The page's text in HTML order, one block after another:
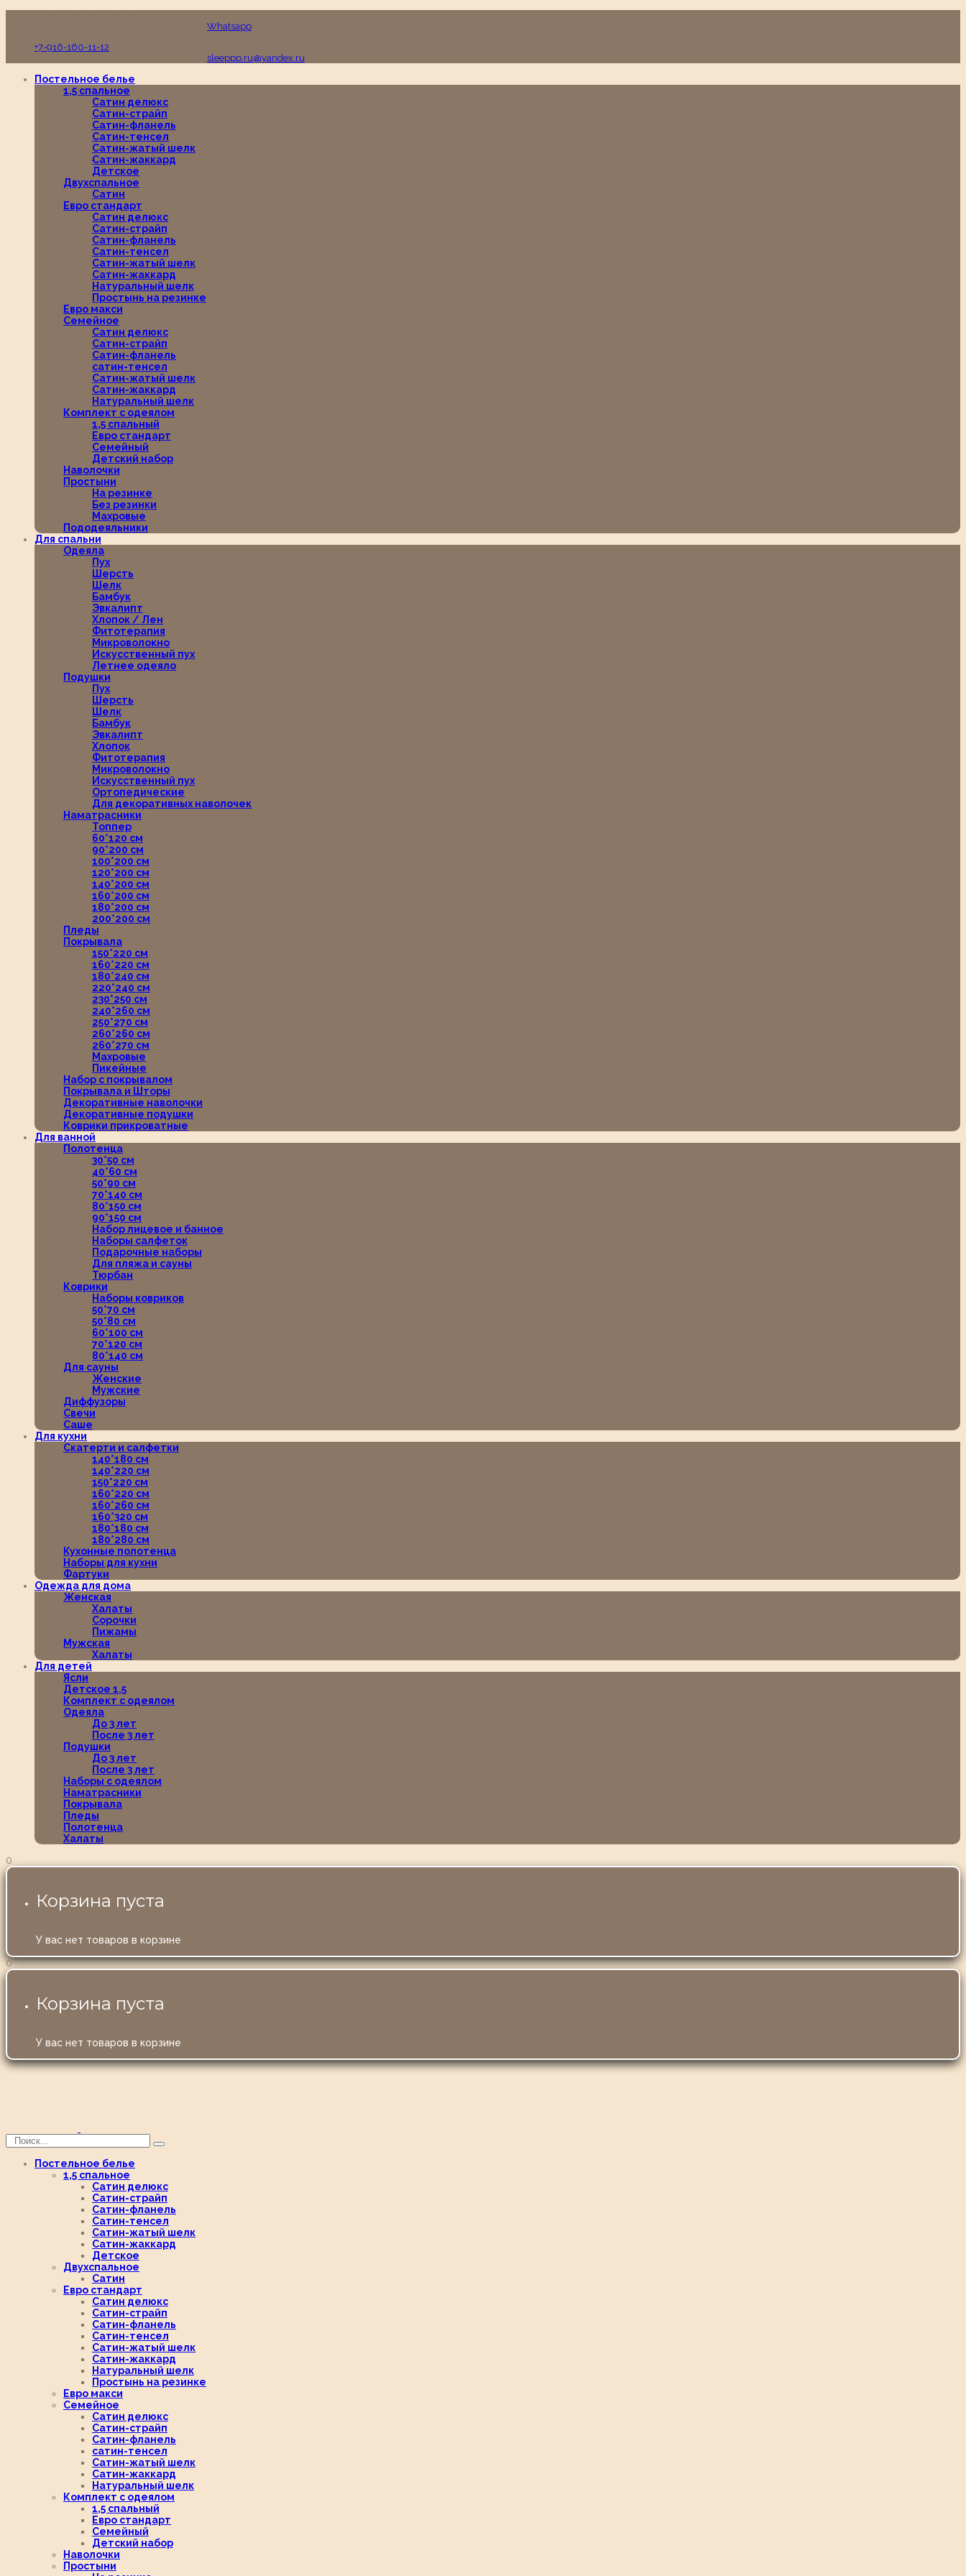
Whatsapp
+7-916-160-11-12
sleeppp.ru@yandex.ru
Постельное белье
1,5 спальное
Сатин делюкс
Сатин-страйп
Сатин-фланель
Сатин-тенсел
Сатин-жатый шелк
Сатин-жаккард
Детское
Двухспальное
Сатин
Евро стандарт
Сатин делюкс
Сатин-страйп
Сатин-фланель
Сатин-тенсел
Сатин-жатый шелк
Сатин-жаккард
Натуральный шелк
Простынь на резинке
Евро макси
Семейное
Сатин делюкс
Сатин-страйп
Сатин-фланель
сатин-тенсел
Сатин-жатый шелк
Сатин-жаккард
Натуральный шелк
Комплект с одеялом
1,5 спальный
Евро стандарт
Семейный
Детский набор
Наволочки
Простыни
На резинке
Без резинки
Махровые
Пододеяльники
Для спальни
Одеяла
Пух
Шерсть
Шелк
Бамбук
Эвкалипт
Хлопок / Лен
Фитотерапия
Микроволокно
Искусственный пух
Летнее одеяло
Подушки
Пух
Шерсть
Шелк
Бамбук
Эвкалипт
Хлопок
Фитотерапия
Микроволокно
Искусственный пух
Ортопедические
Для декоративных наволочек
Наматрасники
Топпер
60*120 см
90*200 см
100*200 см
120*200 см
140*200 см
160*200 см
180*200 см
200*200 см
Пледы
Покрывала
150*220 см
160*220 см
180*240 см
220*240 см
230*250 см
240*260 см
250*270 см
260*260 см
260*270 см
Махровые
Пикейные
Набор с покрывалом
Покрывала и Шторы
Декоративные наволочки
Декоративные подушки
Коврики прикроватные
Для ванной
Полотенца
30*50 см
40*60 см
50*90 см
70*140 см
80*150 см
90*150 см
Набор лицевое и банное
Наборы салфеток
Подарочные наборы
Для пляжа и сауны
Тюрбан
Коврики
Наборы ковриков
50*70 см
50*80 см
60*100 см
70*120 см
80*140 см
Для сауны
Женские
Мужские
Диффузоры
Свечи
Саше
Для кухни
Скатерти и салфетки
140*180 см
140*220 см
150*220 см
160*220 см
160*260 см
160*320 см
180*180 см
180*280 см
Кухонные полотенца
Наборы для кухни
Фартуки
Одежда для дома
Женская
Халаты
Сорочки
Пижамы
Мужская
Халаты
Для детей
Ясли
Детское 1,5
Комплект с одеялом
Одеяла
До 3 лет
После 3 лет
Подушки
До 3 лет
После 3 лет
Наборы с одеялом
Наматрасники
Покрывала
Пледы
Полотенца
Халаты
0
Корзина пуста
У вас нет товаров в корзине
0
Корзина пуста
У вас нет товаров в корзине
Постельное белье
1,5 спальное
Сатин делюкс
Сатин-страйп
Сатин-фланель
Сатин-тенсел
Сатин-жатый шелк
Сатин-жаккард
Детское
Двухспальное
Сатин
Евро стандарт
Сатин делюкс
Сатин-страйп
Сатин-фланель
Сатин-тенсел
Сатин-жатый шелк
Сатин-жаккард
Натуральный шелк
Простынь на резинке
Евро макси
Семейное
Сатин делюкс
Сатин-страйп
Сатин-фланель
сатин-тенсел
Сатин-жатый шелк
Сатин-жаккард
Натуральный шелк
Комплект с одеялом
1,5 спальный
Евро стандарт
Семейный
Детский набор
Наволочки
Простыни